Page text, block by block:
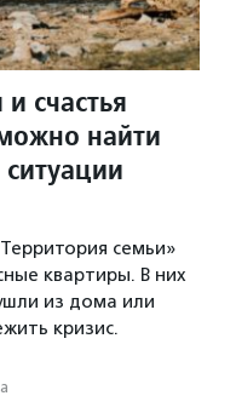
счастья
найти
семьи»
квартиры. В них
из дома или
кризис.